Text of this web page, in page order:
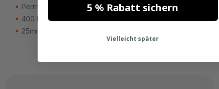
Permanenter Kleber
400 Etiketten
25mm Kern
5 % Rabatt sichern
Vielleicht später